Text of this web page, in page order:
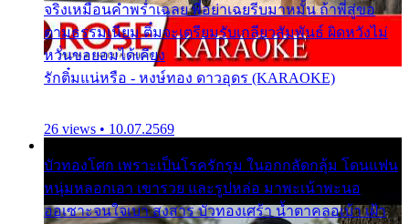
จริงเหมือนคำพร่ำเฉลย พี่อย่าเฉยรีบมาหมั้น ถ้าพี่สู่ขอ
ตามธรรมเนียม ติ๋มจะเตรียมรับเกลียวสัมพันธ์ ผิดหวังไม่
หวั่นขอยอมได้เคียง
รักติ๋มแน่หรือ - หงษ์ทอง ดาวอุดร (KARAOKE)
26 views • 10.07.2569
บัวทองโศก เพราะเป็นโรครักรุม ในอกกลัดกลุ้ม โดนแฟน
หนุ่มหลอกเอา เขารวย และรูปหล่อ มาพะเน้าพะนอ
ออเซาะจนใจเบา สงสาร บัวทองเศร้า น้ำตาคลอเบ้า เฝ้า